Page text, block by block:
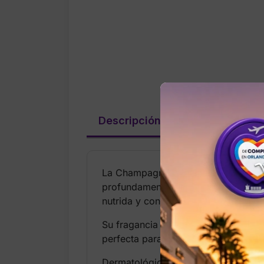
Descripción Valoraciones
La Champagne Toast Ultimate
profundamente la piel durante 48
nutrida y con un brillo saludable.
Su fragancia icónica combina
perfecta para quienes aman los